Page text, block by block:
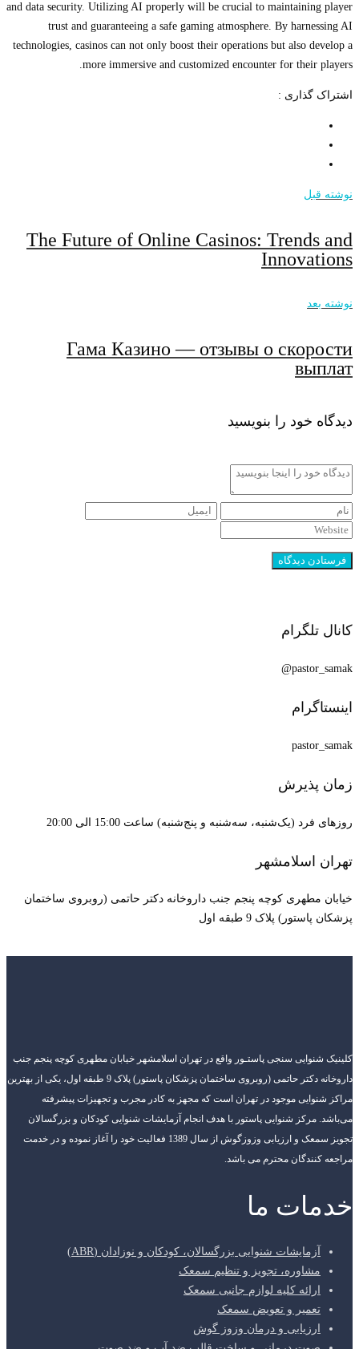
and data security. Utilizing AI properly will be crucial to maintaining player
trust and guaranteeing a safe gaming atmosphere. By harnessing AI
technologies, casinos can not only boost their operations but also develop a
more immersive and customized encounter for their players.
اشتراک گذاری :
نوشته قبل
The Future of Online Casinos: Trends and
Innovations
نوشته بعد
Гама Казино — отзывы о скорости
выплат
دیدگاه خود را بنویسید
کانال تلگرام
pastor_samak@
اینستاگرام
pastor_samak
زمان پذیرش
روزهای فرد (یک‌شنبه، سه‌شنبه و پنج‌شنبه) ساعت 15:00 الی 20:00
تهران اسلامشهر
خیابان مطهری کوچه پنجم جنب داروخانه دکتر حاتمی (روبروی ساختمان
پزشکان پاستور) پلاک 9 طبقه اول
کلینیک شنوایی سنجی پاستـور واقع در تهران اسلامشهر خیابان مطهری کوچه پنجم جنب
داروخانه دکتر حاتمی (روبروی ساختمان پزشکان پاستور) پلاک 9 طبقه اول، یکی از بهترین
مراکز شنوایی موجود در تهران است که مجهز به کادر مجرب و تجهیزات پیشرفته
می‌باشد. مرکز شنوایی پاستور با هدف انجام آزمایشات شنوایی کودکان و بزرگسالان
تجویز سمعک و ارزیابی وزوزگوش از سال 1389 فعالیت خود را آغاز نموده و در خدمت
مراجعه کنندگان محترم می باشد.
خدمات ما
آزمایشات شنوایی بزرگسالان، کودکان و نوزادان (ABR)
مشاوره، تجویز و تنظیم سمعک
ارائه کلیه لوازم جانبی سمعک
تعمیر و تعویض سمعک
ارزیابی و درمان وزوز گوش